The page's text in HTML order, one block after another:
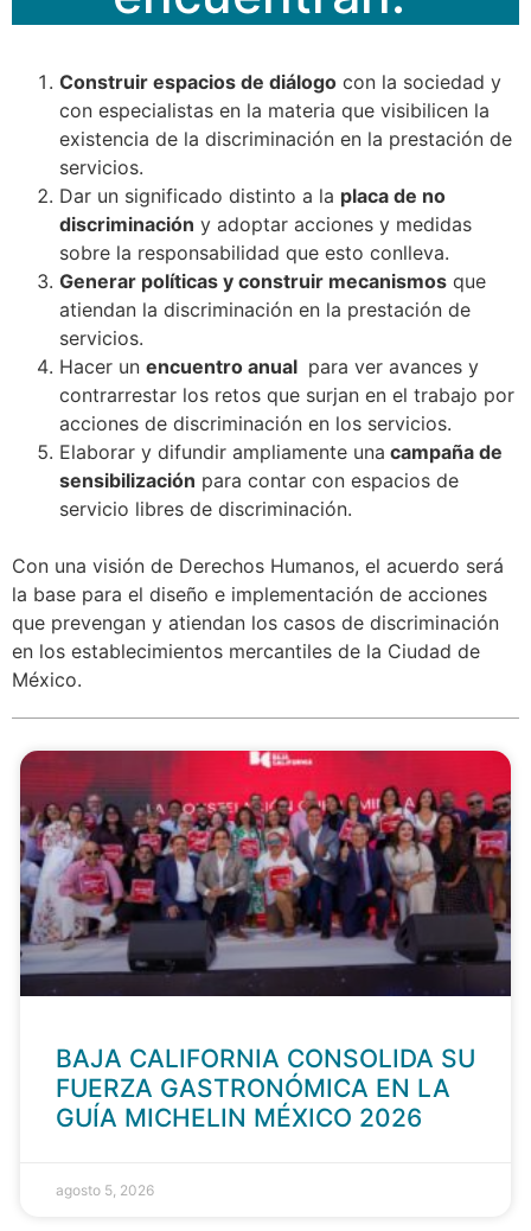
Construir espacios de diálogo con la sociedad y
con especialistas en la materia que visibilicen la
existencia de la discriminación en la prestación de
servicios.
Dar un significado distinto a la placa de no
discriminación y adoptar acciones y medidas
sobre la responsabilidad que esto conlleva.
Generar políticas y construir mecanismos que
atiendan la discriminación en la prestación de
servicios.
Hacer un encuentro anual para ver avances y
contrarrestar los retos que surjan en el trabajo por
acciones de discriminación en los servicios.
Elaborar y difundir ampliamente una campaña de
sensibilización para contar con espacios de
servicio libres de discriminación.
Con una visión de Derechos Humanos, el acuerdo será
la base para el diseño e implementación de acciones
que prevengan y atiendan los casos de discriminación
en los establecimientos mercantiles de la Ciudad de
México.
BAJA CALIFORNIA CONSOLIDA SU
FUERZA GASTRONÓMICA EN LA
GUÍA MICHELIN MÉXICO 2026
agosto 5, 2026